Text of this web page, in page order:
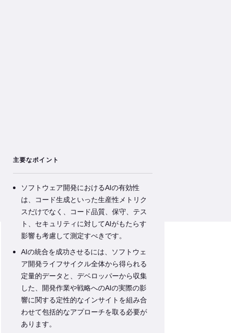
主要なポイント
ソフトウェア開発におけるAIの有効性
は、コード生成といった生産性メトリク
スだけでなく、コード品質、保守、テス
ト、セキュリティに対してAIがもたらす
影響も考慮して測定すべきです。
AIの統合を成功させるには、ソフトウェ
ア開発ライフサイクル全体から得られる
定量的データと、デベロッパーから収集
した、開発作業や戦略へのAIの実際の影
響に関する定性的なインサイトを組み合
わせて包括的なアプローチを取る必要が
あります。